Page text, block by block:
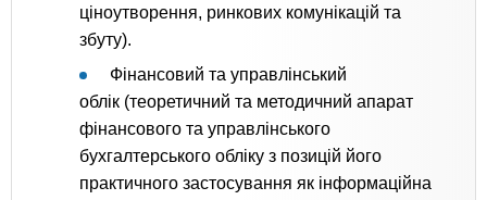
ціноутворення, ринкових комунікацій та
збуту).
Фінансовий та управлінський
облік (теоретичний та методичний апарат
фінансового та управлінського
бухгалтерського обліку з позицій його
практичного застосування як інформаційна